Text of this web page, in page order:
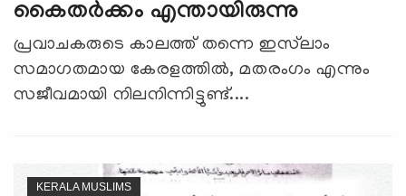
കൈതർക്കം എന്തായിരുന്നു
പ്രവാചകരുടെ കാലത്ത് തന്നെ ഇസ്‍ലാം
സമാഗതമായ കേരളത്തില്‍, മതരംഗം എന്നും
സജീവമായി നിലനിന്നിട്ടുണ്ട്....
KERALA MUSLIMS